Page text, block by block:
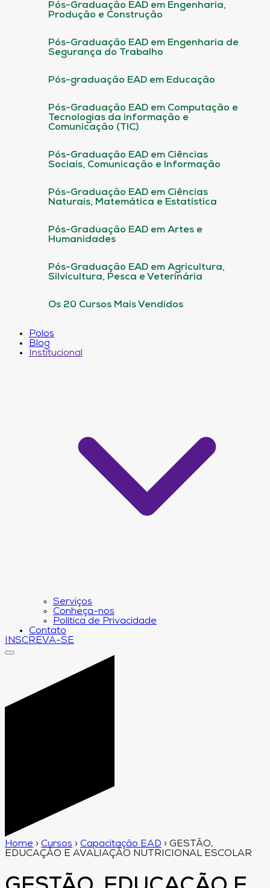
Pós-Graduação EAD em Engenharia,
Produção e Construção
Pós-Graduação EAD em Engenharia de
Segurança do Trabalho
Pós-graduação EAD em Educação
Pós-Graduação EAD em Computação e
Tecnologias da informação e
Comunicação (TIC)
Pós-Graduação EAD em Ciências
Sociais, Comunicação e Informação
Pós-Graduação EAD em Ciências
Naturais, Matemática e Estatística
Pós-Graduação EAD em Artes e
Humanidades
Pós-Graduação EAD em Agricultura,
Silvicultura, Pesca e Veterinária
Os 20 Cursos Mais Vendidos
Polos
Blog
Institucional
Serviços
Conheça-nos
Política de Privacidade
Contato
INSCREVA-SE
Home › Cursos › Capacitação EAD › GESTÃO,
EDUCAÇÃO E AVALIAÇÃO NUTRICIONAL ESCOLAR